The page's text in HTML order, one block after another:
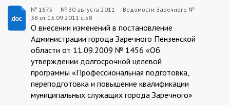
1675:2011-
№ 1675 № 30 августа 2011
Ведомости Заречного №
38 от 13.09.2011 с.58
О внесении изменений в постановление
Администрации города Заречного Пензенской
области от 11.09.2009 № 1456 «Об
утверждении долгосрочной целевой
программы «Профессиональная подготовка,
переподготовка и повышение квалификации
муниципальных служащих города Заречного»